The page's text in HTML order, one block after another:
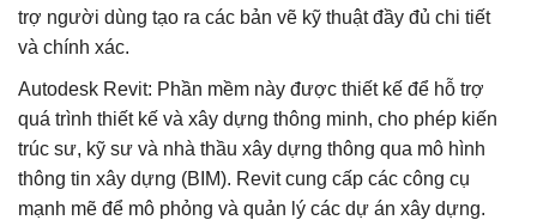
trợ người dùng tạo ra các bản vẽ kỹ thuật đầy đủ chi tiết
và chính xác.
Autodesk Revit: Phần mềm này được thiết kế để hỗ trợ
quá trình thiết kế và xây dựng thông minh, cho phép kiến
trúc sư, kỹ sư và nhà thầu xây dựng thông qua mô hình
thông tin xây dựng (BIM). Revit cung cấp các công cụ
mạnh mẽ để mô phỏng và quản lý các dự án xây dựng.